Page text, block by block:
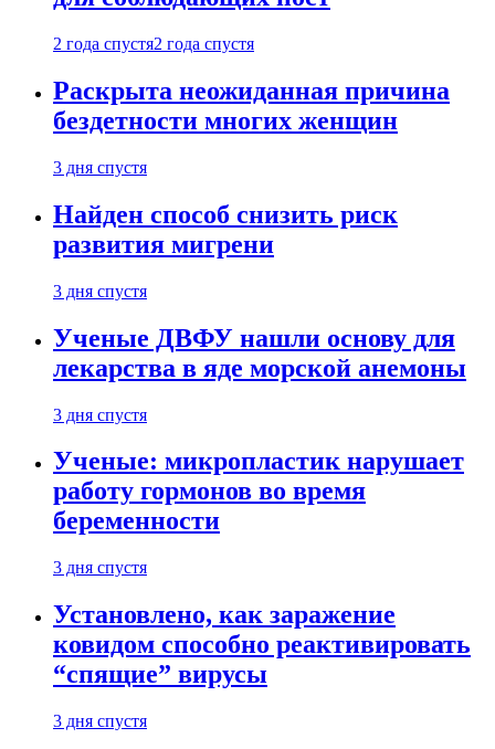
2 года спустя2 года спустя
Раскрыта неожиданная причина
бездетности многих женщин
3 дня спустя
Найден способ снизить риск
развития мигрени
3 дня спустя
Ученые ДВФУ нашли основу для
лекарства в яде морской анемоны
3 дня спустя
Ученые: микропластик нарушает
работу гормонов во время
беременности
3 дня спустя
Установлено, как заражение
ковидом способно реактивировать
“спящие” вирусы
3 дня спустя